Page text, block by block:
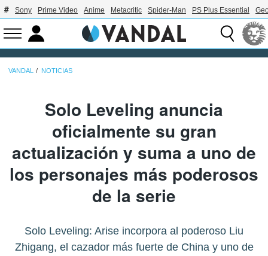
Sony Prime Video Anime Metacritic Spider-Man PS Plus Essential
VANDAL NOTICIAS
Solo Leveling anuncia
oficialmente su gran
actualización y suma a uno de
los personajes más poderosos
de la serie
Solo Leveling: Arise incorpora al poderoso Liu
Zhigang, el cazador más fuerte de China y uno de